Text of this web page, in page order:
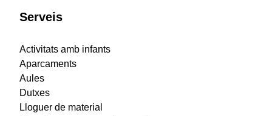
Serveis
Activitats amb infants
Aparcaments
Aules
Dutxes
Lloguer de material